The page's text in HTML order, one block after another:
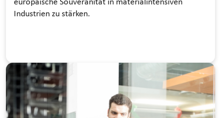
europäische Souveränität in materialintensiven
Industrien zu stärken.